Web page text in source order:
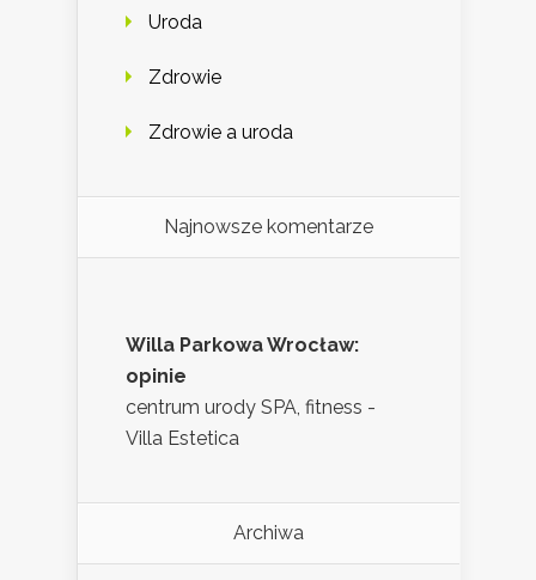
Uroda
Zdrowie
Zdrowie a uroda
Najnowsze komentarze
Willa Parkowa Wrocław:
opinie
centrum urody SPA, fitness -
Villa Estetica
Archiwa